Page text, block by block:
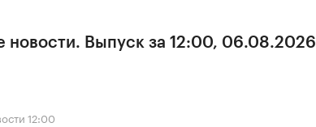
новости. Выпуск за 12:00, 06.08.2026
12:00